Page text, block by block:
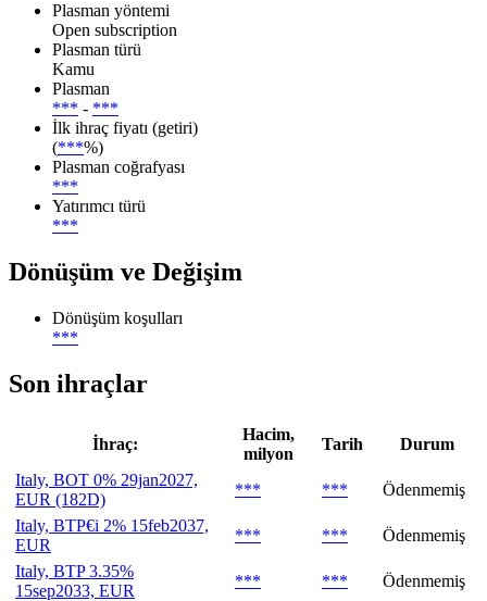
Plasman yöntemi
Open subscription
Plasman türü
Kamu
Plasman
*** - ***
İlk ihraç fiyatı (getiri)
(***%)
Plasman coğrafyası
***
Yatırımcı türü
***
Dönüşüm ve Değişim
Dönüşüm koşulları
***
Son ihraçlar
İhraç:
Hacim,
milyon
Tarih
Durum
Italy, BOT 0% 29jan2027,
EUR (182D)
*** ***
Ödenmemiş
Italy, BTP€i 2% 15feb2037,
EUR
*** ***
Ödenmemiş
Italy, BTP 3.35%
15sep2033, EUR
*** *** Ödenmemiş